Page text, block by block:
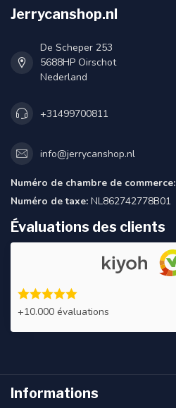
Jerrycanshop.nl
De Scheper 253
5688HP Oirschot
Nederland
+31499700811
info@jerrycanshop.nl
Numéro de chambre de commerce:
Numéro de taxe: NL862742778B01
Évaluations des clients
+10.000 évaluations
Informations